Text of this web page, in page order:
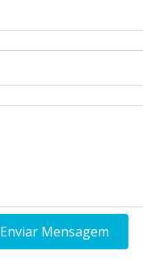
Enviar Mensagem